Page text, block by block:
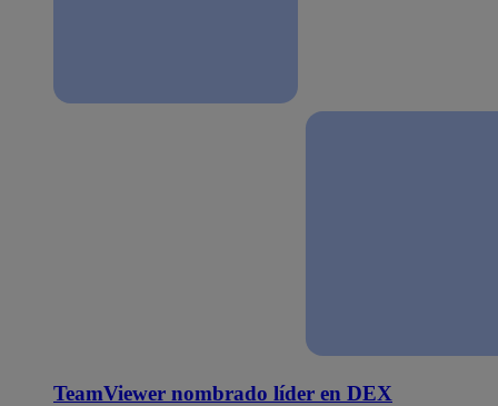
TeamViewer nombrado líder en DEX